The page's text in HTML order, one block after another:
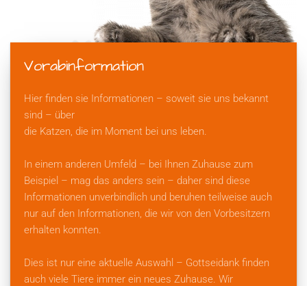
Vorabinformation
Hier finden sie Informationen – soweit sie uns bekannt
sind – über
die Katzen, die im Moment bei uns leben.
In einem anderen Umfeld – bei Ihnen Zuhause zum
Beispiel – mag das anders sein – daher sind diese
Informationen unverbindlich und beruhen teilweise auch
nur auf den Informationen, die wir von den Vorbesitzern
erhalten konnten.
Dies ist nur eine aktuelle Auswahl – Gottseidank finden
auch viele Tiere immer ein neues Zuhause. Wir